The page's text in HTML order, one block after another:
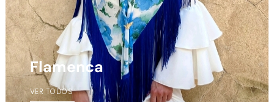
Flamenca
VER TODOS